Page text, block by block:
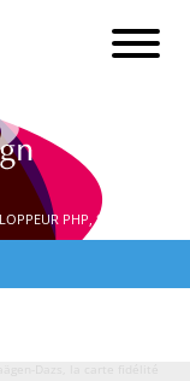
PHP, SEO